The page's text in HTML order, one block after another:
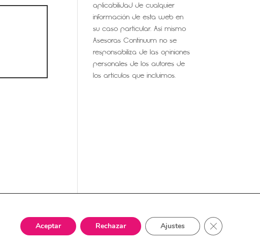
aplicabilidad de cualquier
información de esta web en
su caso particular. Así mismo
Asesoras Continuum no se
responsabiliza de las opiniones
personales de los autores de
los artículos que incluimos.
Contacto
Aceptar Rechazar Ajustes Cerrar el